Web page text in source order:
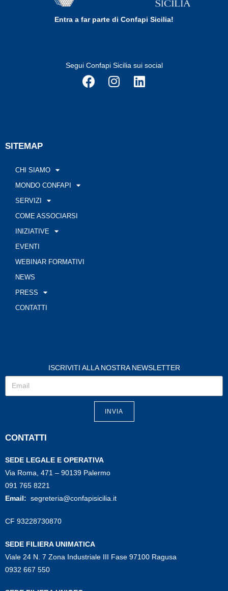
Entra a far parte di Confapi Sicilia!
Segui Confapi Sicilia sui social
SITEMAP
CHI SIAMO
MONDO CONFAPI
SERVIZI
COME ASSOCIARSI
INIZIATIVE
EVENTI
WEBINAR FORMATIVI
NEWS
PRESS
CONTATTI
ISCRIVITI ALLA NOSTRA NEWSLETTER
INVIA
CONTATTI
SEDE LEGALE E OPERATIVA
Via Roma, 471 – 90139 Palermo
091 765 8221
Email: segreteria@confapisicilia.it
CF 93228730870
SEDE FILIERA UNIMATICA
Viale 24 N. 7 Zona Industriale III Fase 97100 Ragusa
0932 667 550